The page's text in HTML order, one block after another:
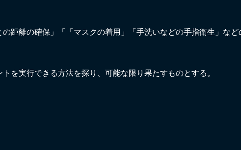
距離の確保」「「マスクの着用」「手洗いなどの手指衛生」な
を実行できる方法を探り、可能な限り果たすものとする。